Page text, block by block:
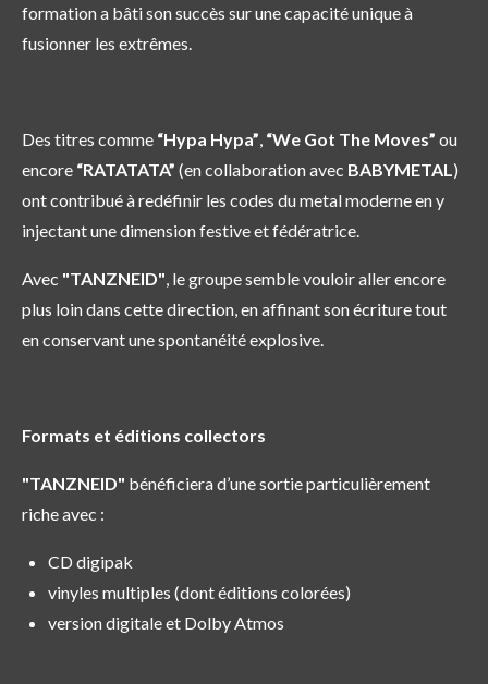
formation a bâti son succès sur une capacité unique à
fusionner les extrêmes.
Des titres comme “Hypa Hypa”, “We Got The Moves” ou
encore “RATATATA” (en collaboration avec BABYMETAL)
ont contribué à redéfinir les codes du metal moderne en y
injectant une dimension festive et fédératrice.
Avec "TANZNEID", le groupe semble vouloir aller encore
plus loin dans cette direction, en affinant son écriture tout
en conservant une spontanéité explosive.
Formats et éditions collectors
"TANZNEID" bénéficiera d’une sortie particulièrement
riche avec :
CD digipak
vinyles multiples (dont éditions colorées)
version digitale et Dolby Atmos